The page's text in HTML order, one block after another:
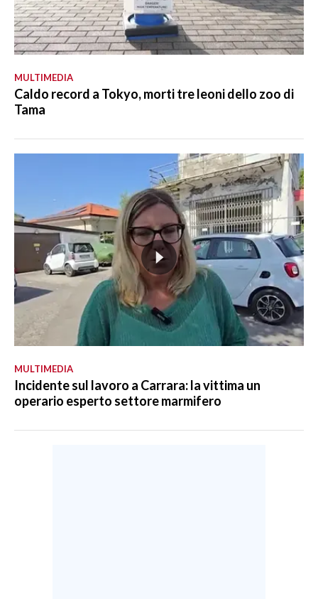
MULTIMEDIA
Caldo record a Tokyo, morti tre leoni dello zoo di
Tama
MULTIMEDIA
Incidente sul lavoro a Carrara: la vittima un
operario esperto settore marmifero